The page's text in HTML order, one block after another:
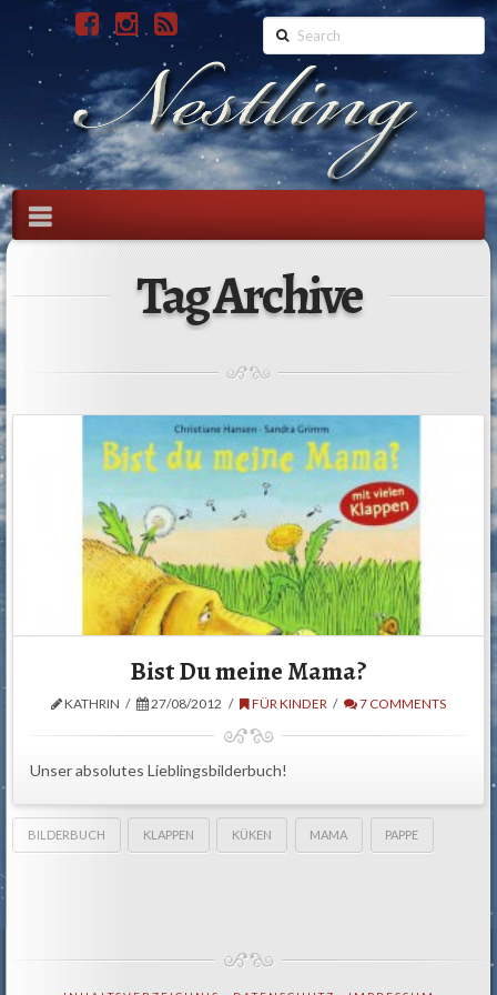
Search
Navigation
Tag Archive
Bist Du meine Mama?
KATHRIN 27/08/2012 FÜR KINDER 7 COMMENTS
Unser absolutes Lieblingsbilderbuch!
BILDERBUCH KLAPPEN KÜKEN MAMA PAPPE